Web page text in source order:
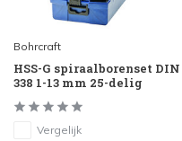
Bohrcraft
HSS-G spiraalborenset DIN
338 1-13 mm 25-delig
Vergelijk